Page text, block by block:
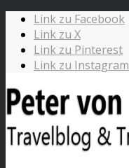
Link zu Facebook
Link zu X
Link zu Pinterest
Link zu Instagram